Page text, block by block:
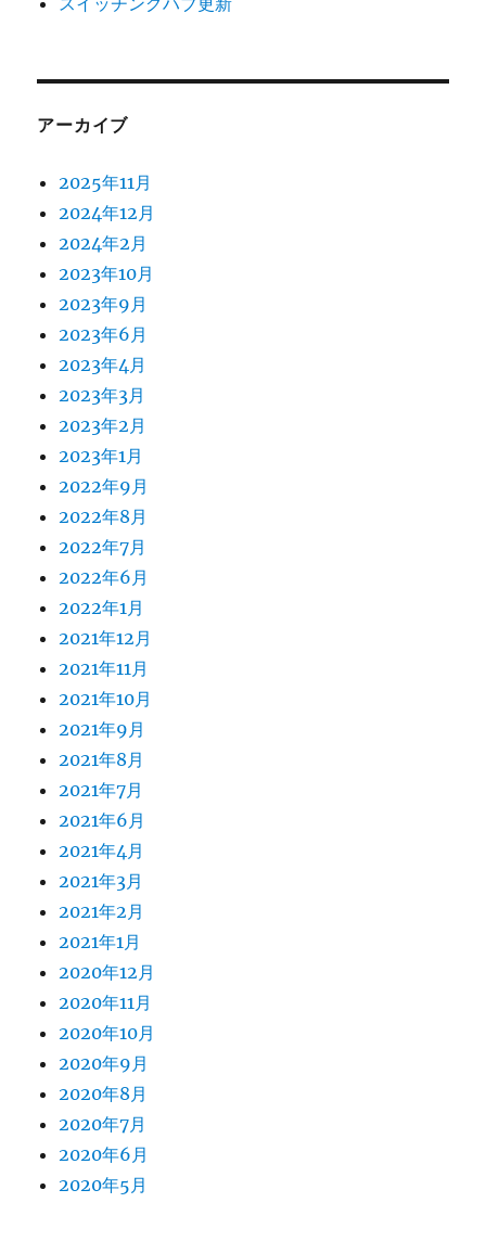
アーカイブ
2025年11月
2024年12月
2024年2月
2023年10月
2023年9月
2023年6月
2023年4月
2023年3月
2023年2月
2023年1月
2022年9月
2022年8月
2022年7月
2022年6月
2022年1月
2021年12月
2021年11月
2021年10月
2021年9月
2021年8月
2021年7月
2021年6月
2021年4月
2021年3月
2021年2月
2021年1月
2020年12月
2020年11月
2020年10月
2020年9月
2020年8月
2020年7月
2020年6月
2020年5月